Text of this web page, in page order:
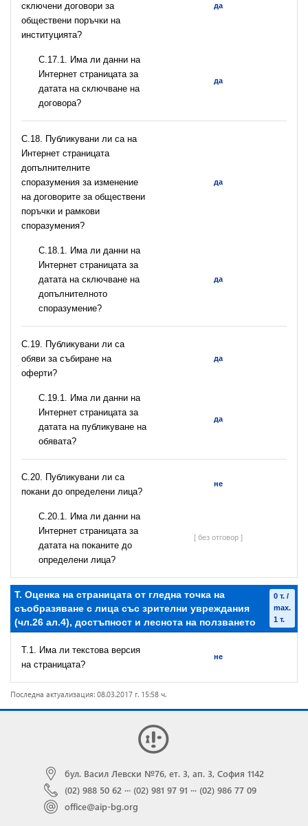
сключени договори за
обществени поръчки на
институцията?
да
С.17.1. Има ли данни на
Интернет страницата за
датата на сключване на
договора?
да
С.18. Публикувани ли са на
Интернет страницата
допълнителните
споразумения за изменение
на договорите за обществени
поръчки и рамкови
споразумения?
да
С.18.1. Има ли данни на
Интернет страницата за
датата на сключване на
допълнителното
споразумение?
да
С.19. Публикувани ли са
обяви за събиране на
оферти?
да
С.19.1. Има ли данни на
Интернет страницата за
датата на публикуване на
обявата?
да
С.20. Публикувани ли са
покани до определени лица?
не
С.20.1. Има ли данни на
Интернет страницата за
датата на поканите до
определени лица?
[ без отговор ]
T. Оценка на страницата от гледна точка на
съобразяване с лица със зрителни увреждания
(чл.26 ал.4), достъпност и леснота на ползването
0 т. /
max.
1 т.
T.1. Има ли текстова версия
на страницата?
не
Последна актуализация: 08.03.2017 г. 15:58 ч.
бул. Васил Левски №76, ет. 3, ап. 3, София 1142
(02) 988 50 62 ··· (02) 981 97 91 ··· (02) 986 77 09
office@aip-bg.org